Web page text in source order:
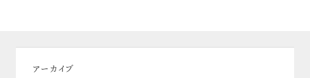
アーカイブ